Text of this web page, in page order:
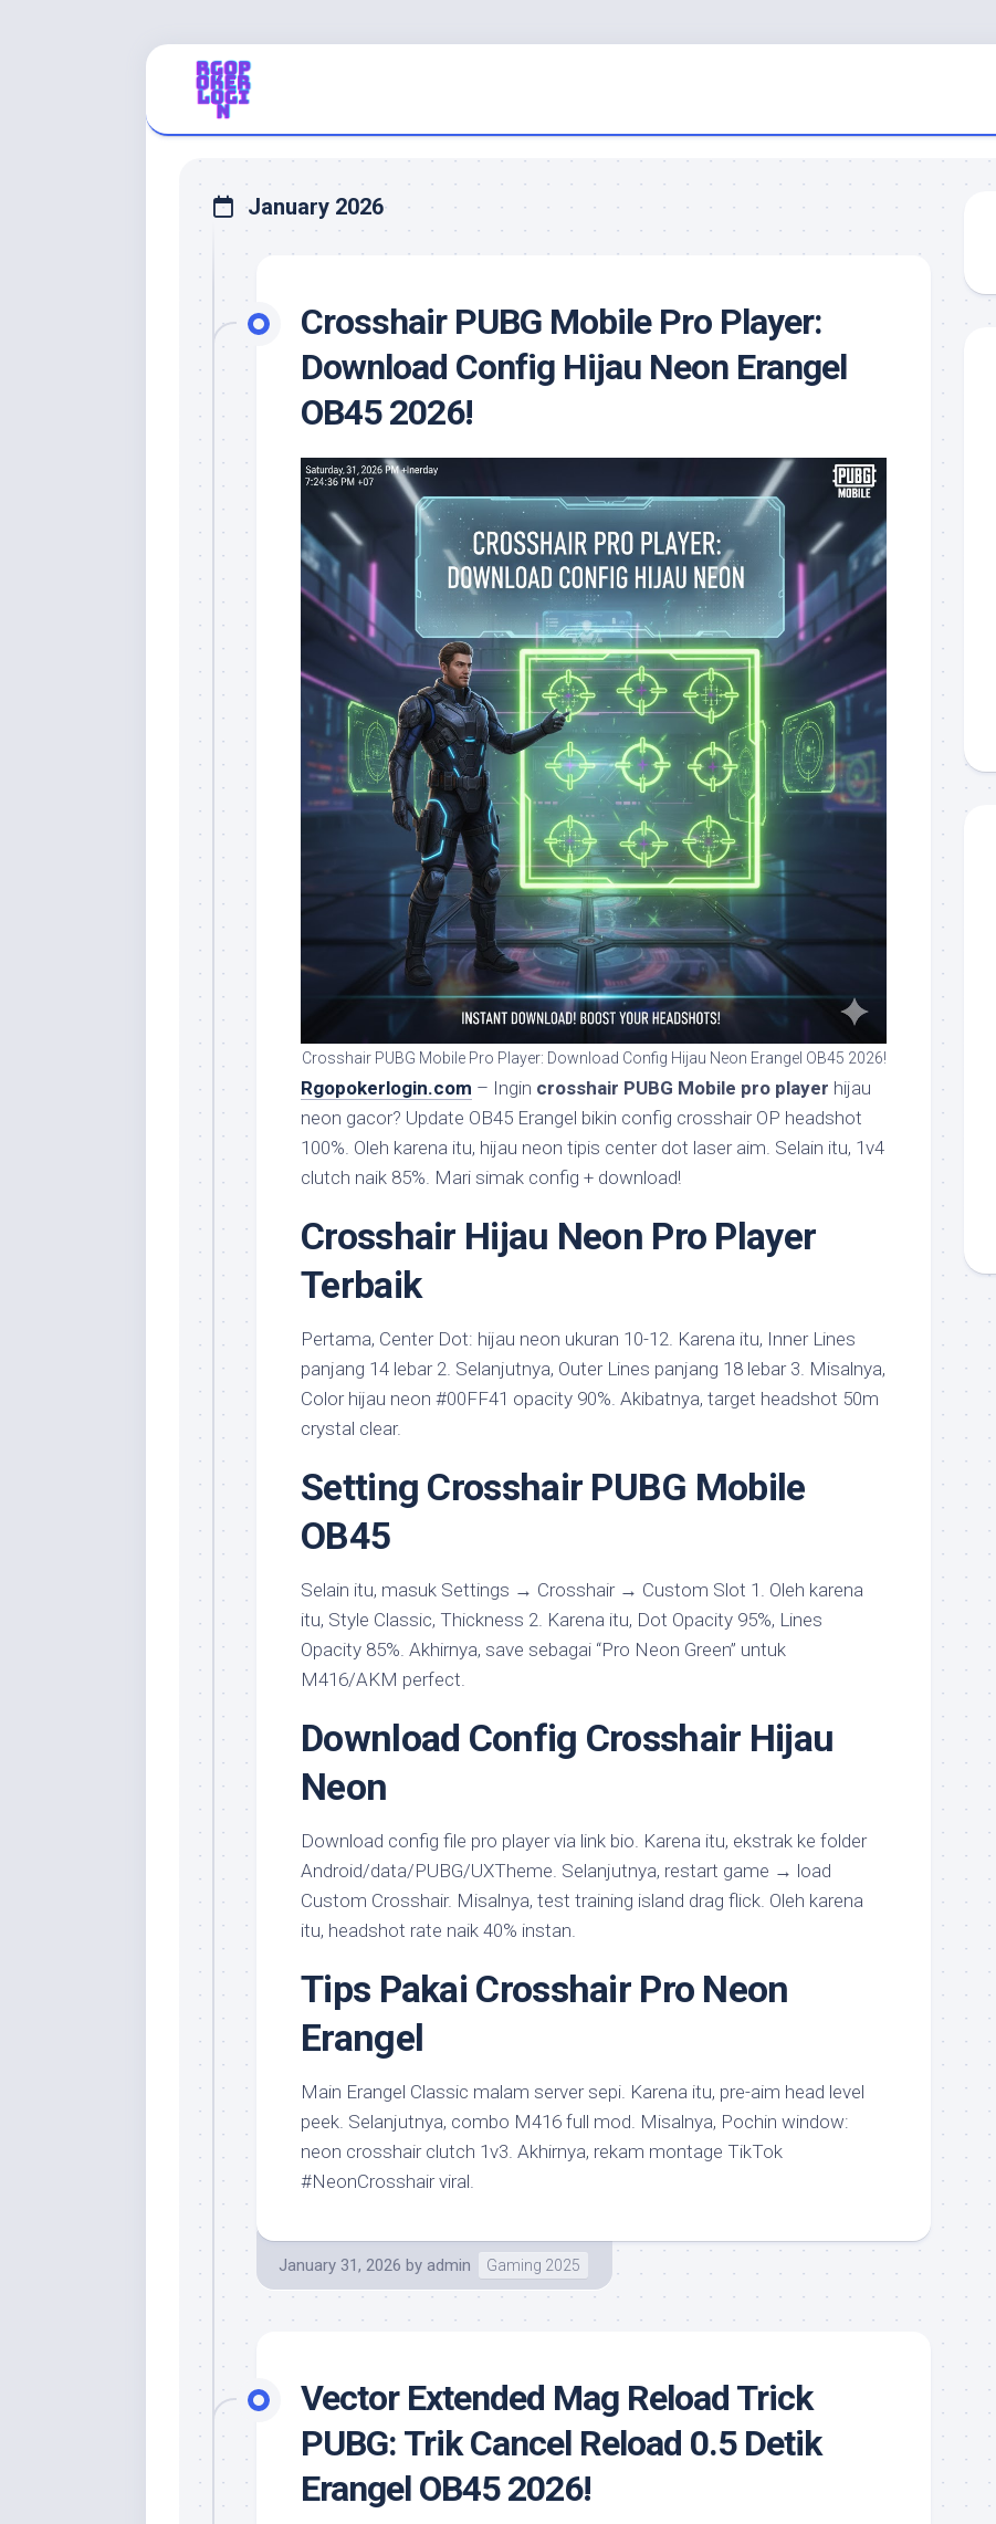
January 2026
Crosshair PUBG Mobile Pro Player:
Download Config Hijau Neon Erangel
OB45 2026!
Crosshair PUBG Mobile Pro Player: Download Config Hijau Neon Erangel OB45 2026!
Rgopokerlogin.com – Ingin crosshair PUBG Mobile pro player hijau
neon gacor? Update OB45 Erangel bikin config crosshair OP headshot
100%. Oleh karena itu, hijau neon tipis center dot laser aim. Selain itu, 1v4
clutch naik 85%. Mari simak config + download!
Crosshair Hijau Neon Pro Player
Terbaik
Pertama, Center Dot: hijau neon ukuran 10-12. Karena itu, Inner Lines
panjang 14 lebar 2. Selanjutnya, Outer Lines panjang 18 lebar 3. Misalnya,
Color hijau neon #00FF41 opacity 90%. Akibatnya, target headshot 50m
crystal clear.
Setting Crosshair PUBG Mobile
OB45
Selain itu, masuk Settings → Crosshair → Custom Slot 1. Oleh karena
itu, Style Classic, Thickness 2. Karena itu, Dot Opacity 95%, Lines
Opacity 85%. Akhirnya, save sebagai “Pro Neon Green” untuk
M416/AKM perfect.
Download Config Crosshair Hijau
Neon
Download config file pro player via link bio. Karena itu, ekstrak ke folder
Android/data/PUBG/UXTheme. Selanjutnya, restart game → load
Custom Crosshair. Misalnya, test training island drag flick. Oleh karena
itu, headshot rate naik 40% instan.
Tips Pakai Crosshair Pro Neon
Erangel
Main Erangel Classic malam server sepi. Karena itu, pre-aim head level
peek. Selanjutnya, combo M416 full mod. Misalnya, Pochin window:
neon crosshair clutch 1v3. Akhirnya, rekam montage TikTok
#NeonCrosshair viral.
January 31, 2026 by admin Gaming 2025
Vector Extended Mag Reload Trick
PUBG: Trik Cancel Reload 0.5 Detik
Erangel OB45 2026!